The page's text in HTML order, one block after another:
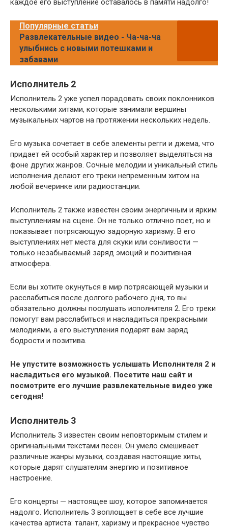
каждое его выступление оставалось в памяти надолго!
Популярные статьи
Развлекательные видео - Ча-ча-ча
улыбнись с новыми потешками и
забавами
Исполнитель 2
Исполнитель 2 уже успел порадовать своих поклонников
несколькими хитами, которые занимали вершины
музыкальных чартов на протяжении нескольких недель.
Его музыка сочетает в себе элементы регги и джема, что
придает ей особый характер и позволяет выделяться на
фоне других жанров. Сочные мелодии и уникальный стиль
исполнения делают его треки непременным хитом на
любой вечеринке или радиостанции.
Исполнитель 2 также известен своим энергичным и ярким
выступлениям на сцене. Он не только отлично поет, но и
показывает потрясающую задорную харизму. В его
выступлениях нет места для скуки или сонливости —
только незабываемый заряд эмоций и позитивная
атмосфера.
Если вы хотите окунуться в мир потрясающей музыки и
расслабиться после долгого рабочего дня, то вы
обязательно должны послушать исполнителя 2. Его треки
помогут вам расслабиться и насладиться прекрасными
мелодиями, а его выступления подарят вам заряд
бодрости и позитива.
Не упустите возможность услышать Исполнителя 2 и
насладиться его музыкой. Посетите наш сайт и
посмотрите его лучшие развлекательные видео уже
сегодня!
Исполнитель 3
Исполнитель 3 известен своим неповторимым стилем и
оригинальными текстами песен. Он умело смешивает
различные жанры музыки, создавая настоящие хиты,
которые дарят слушателям энергию и позитивное
настроение.
Его концерты — настоящее шоу, которое запоминается
надолго. Исполнитель 3 воплощает в себе все лучшие
качества артиста: талант, харизму и прекрасное чувство